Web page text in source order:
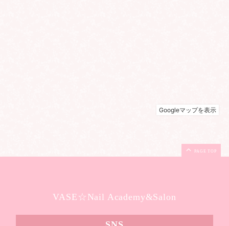
PAGE TOP
VASE☆Nail Academy&Salon